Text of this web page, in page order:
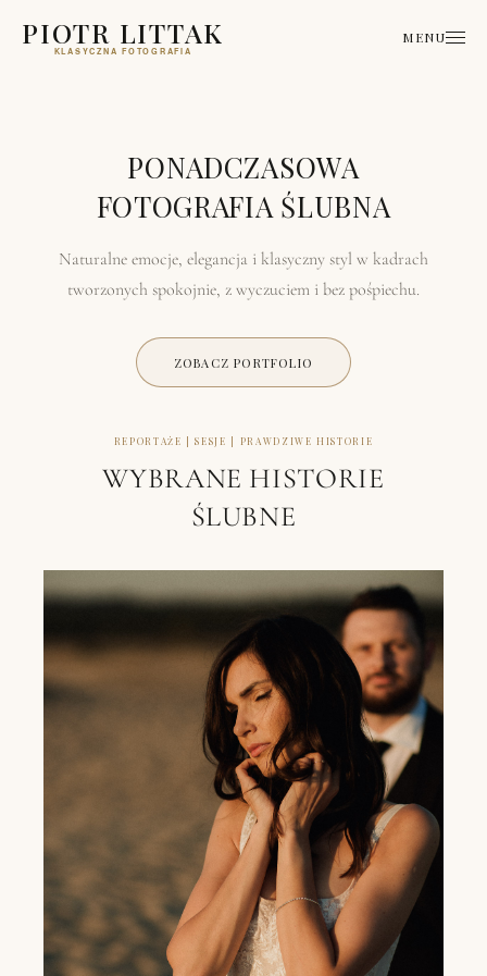
PIOTR LITTAK
KLASYCZNA FOTOGRAFIA
MENU
PONADCZASOWA
FOTOGRAFIA ŚLUBNA
Naturalne emocje, elegancja i klasyczny styl w kadrach
tworzonych spokojnie, z wyczuciem i bez pośpiechu.
ZOBACZ PORTFOLIO
REPORTAŻE | SESJE | PRAWDZIWE HISTORIE
WYBRANE HISTORIE
ŚLUBNE